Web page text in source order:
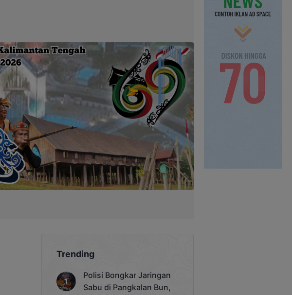
Trending
Polisi Bongkar Jaringan
Sabu di Pangkalan Bun,